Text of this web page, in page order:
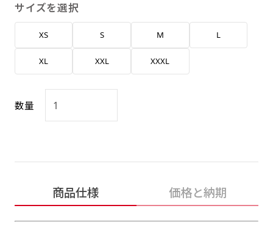
サイズを選択
XS S M L
XL XXL XXXL
数量
商品仕様 価格と納期
デザインの色や文字等が変更いただけます。
魔になりにくいのがポイントです。ハーフ用のポ
ールが必要です。
台座タイプ・吸盤タイプ・クリップタイプがござ
います。レジカウンターや商品棚にぴったりで
店内用です。お客さんの歩行や陳列した商品の邪
魔になりにくいのがポイントです。ハーフ用のポ
ールが必要です。
台座タイプ・吸盤タイプ・クリップタイプがござ
います。レジカウンターや商品棚にぴったりで